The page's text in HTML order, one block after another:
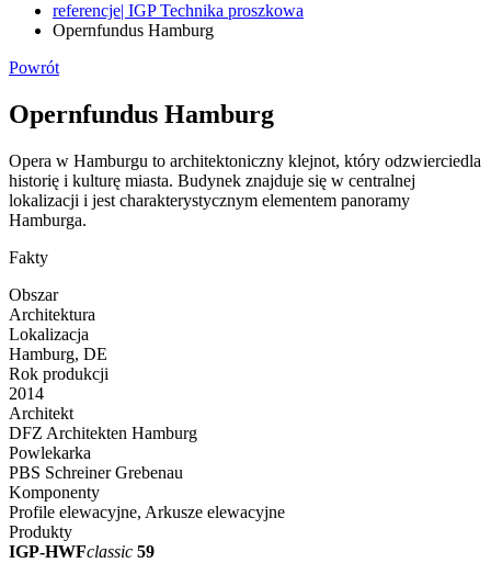
referencje| IGP Technika proszkowa
Opernfundus Hamburg
Powrót
Opernfundus Hamburg
Opera w Hamburgu to architektoniczny klejnot, który odzwierciedla
historię i kulturę miasta. Budynek znajduje się w centralnej
lokalizacji i jest charakterystycznym elementem panoramy
Hamburga.
Fakty
Obszar
Architektura
Lokalizacja
Hamburg, DE
Rok produkcji
2014
Architekt
DFZ Architekten Hamburg
Powlekarka
PBS Schreiner Grebenau
Komponenty
Profile elewacyjne, Arkusze elewacyjne
Produkty
IGP-HWFclassic 59